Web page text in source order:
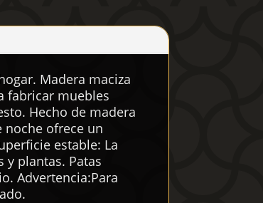
Madera maciza
fabricar muebles
Hecho de madera
noche ofrece un
estable: La
plantas. Patas
Advertencia:Para